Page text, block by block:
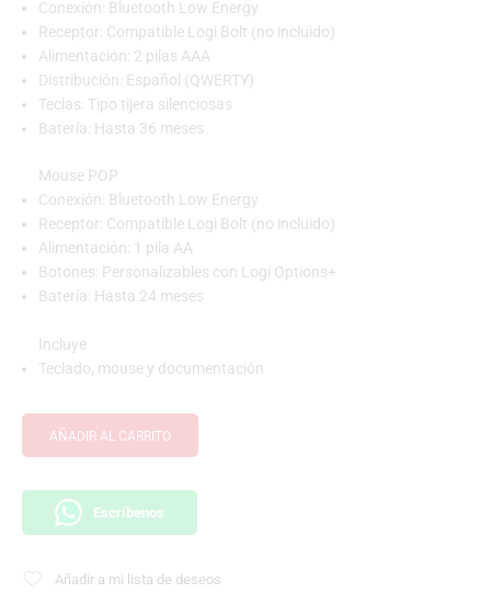
Conexión: Bluetooth Low Energy
Receptor: Compatible Logi Bolt (no incluido)
Alimentación: 2 pilas AAA
Distribución: Español (QWERTY)
Teclas: Tipo tijera silenciosas
Batería: Hasta 36 meses
Mouse POP
Conexión: Bluetooth Low Energy
Receptor: Compatible Logi Bolt (no incluido)
Alimentación: 1 pila AA
Botones: Personalizables con Logi Options+
Batería: Hasta 24 meses
Incluye
Teclado, mouse y documentación
AÑADIR AL CARRITO
Escríbenos
Añadir a mi lista de deseos